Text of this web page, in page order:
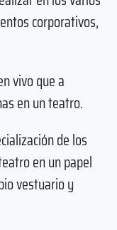
corporativos,
vivo que a
en un teatro.
de los
en un papel
vestuario y